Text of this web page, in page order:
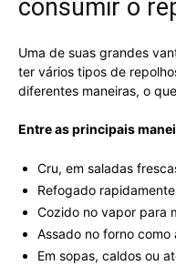
consumir o
Uma de suas grandes
ter vários tipos de
diferentes maneiras, o
Entre as principais
Cru, em saladas
Refogado
Cozido no vapor para
Assado no forno como
Em sopas, caldos ou